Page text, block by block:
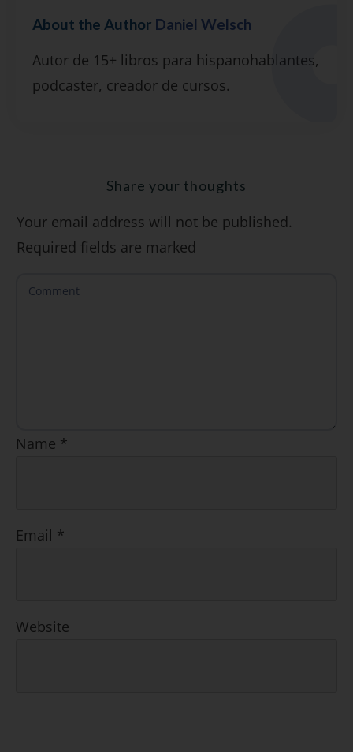
gratuitas por semana, además de la guía
"7 errores comunes al hablar inglés (y
SÍ, QUIERO
About the Author Daniel Welsch
Autor de 15+ libros para hispanohablantes,
podcaster, creador de cursos.
Share your thoughts
Your email address will not be published.
Required fields are marked
Name *
Email *
Website